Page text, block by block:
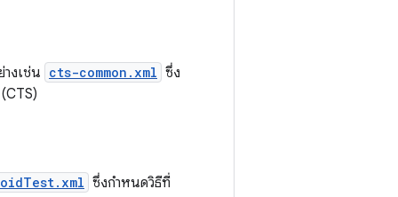
งเช่น cts-common.xml ซึ่ง
ซึ่งกำหนดวิธีที่